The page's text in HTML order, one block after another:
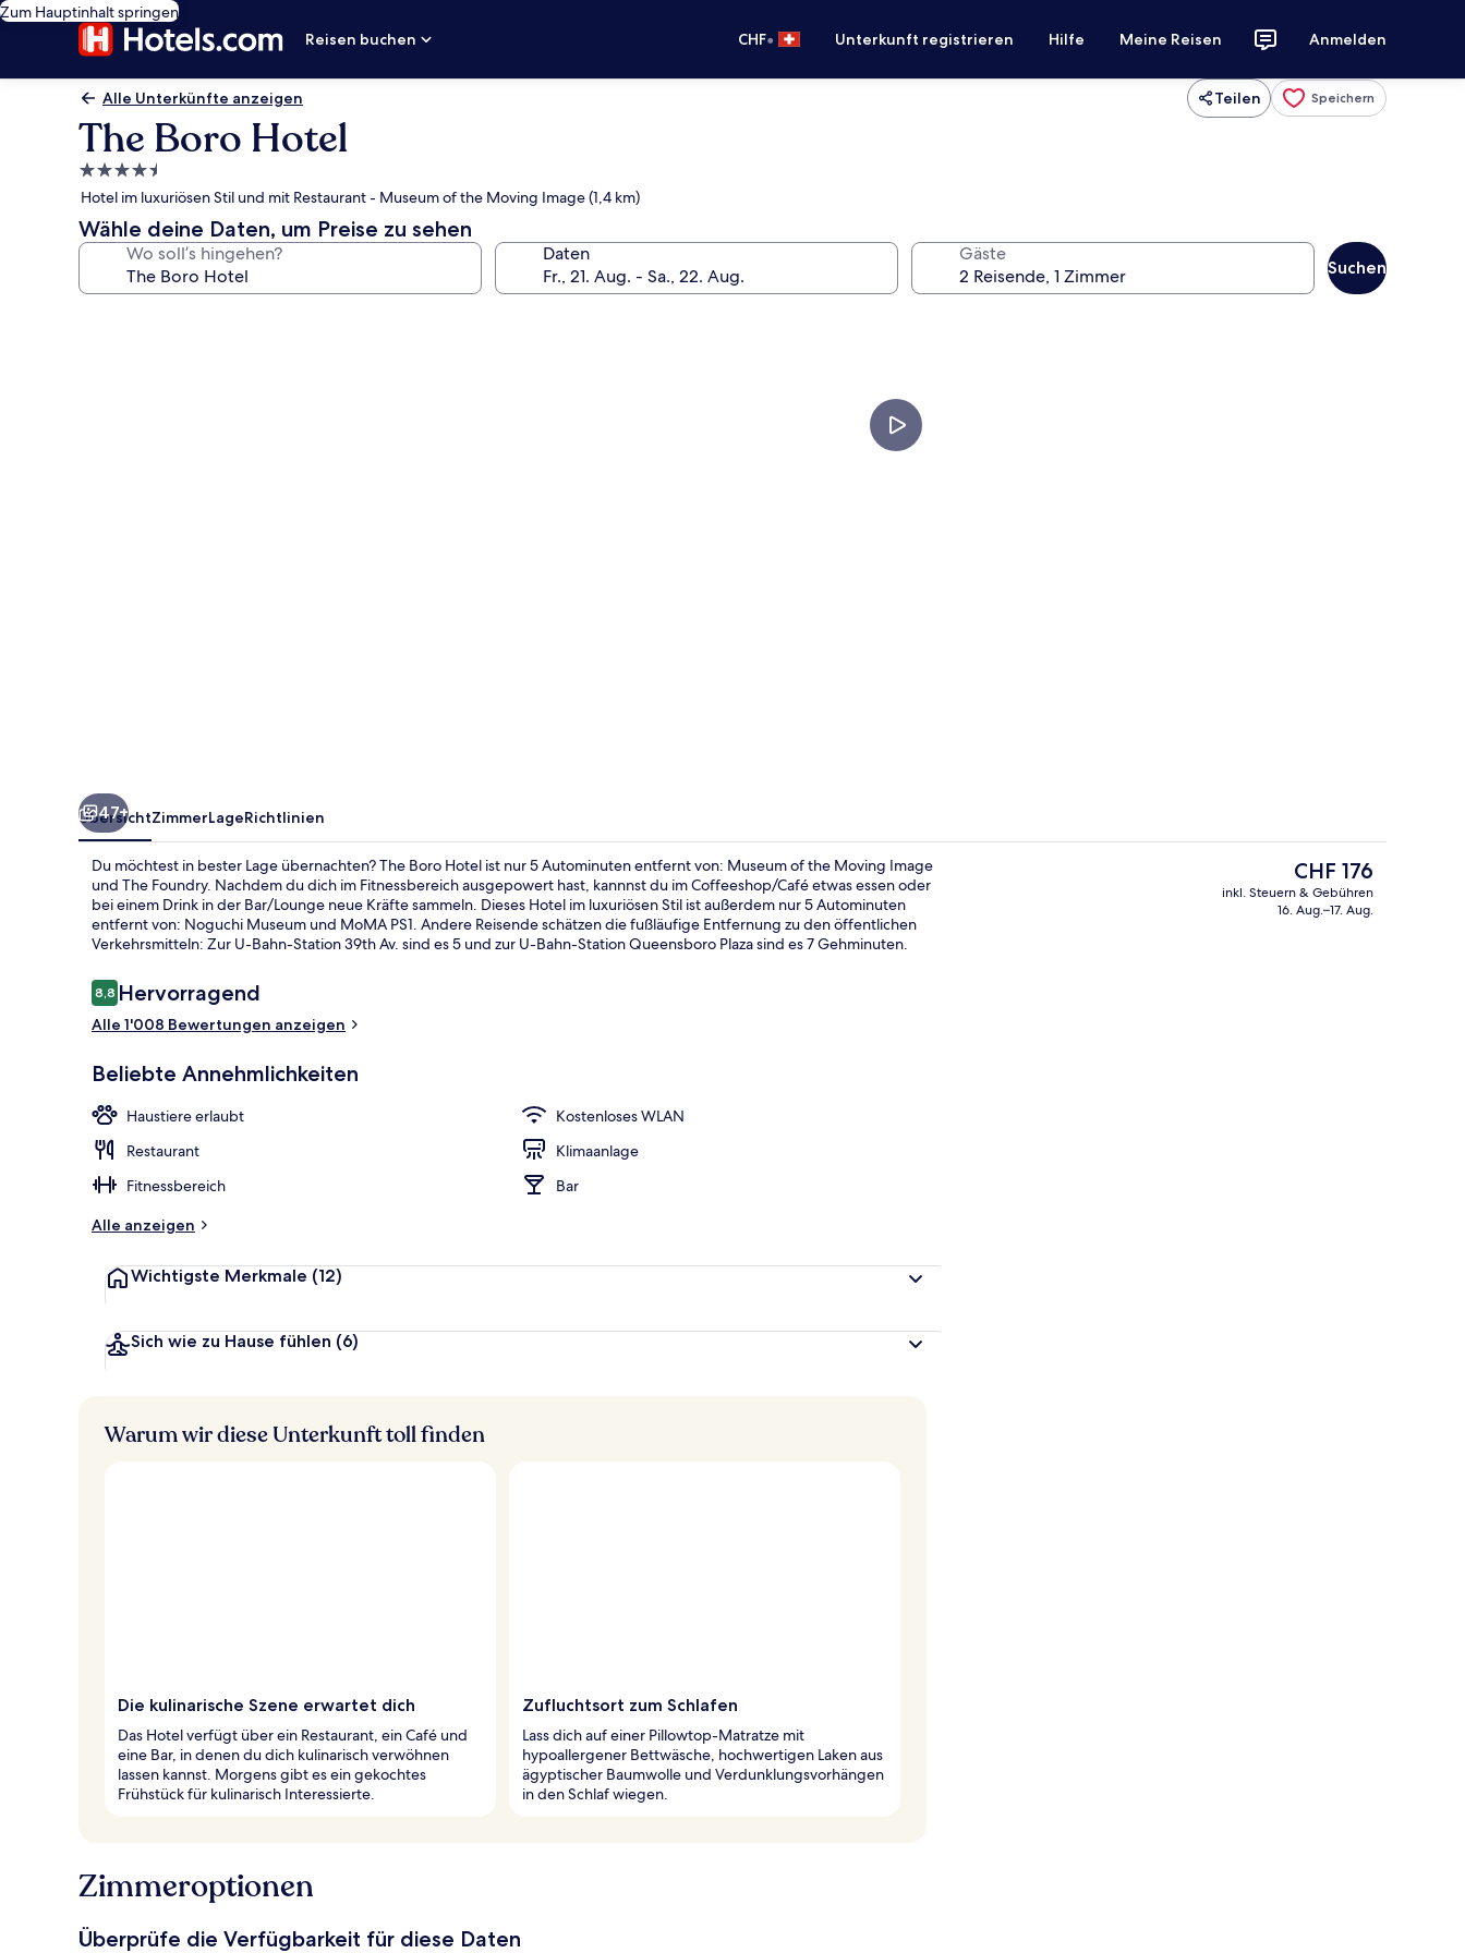
Zum Hauptinhalt springen
Reisen buchen
CHF• Unterkunft registrieren Hilfe Meine Reisen Anmelden
Alle Unterkünfte anzeigen Teilen Speichern
The Boro Hotel
4.5-
Sterne-
Unterkunft
Hotel im luxuriösen Stil und mit Restaurant - Museum of the Moving Image (1,4 km)
Wähle deine Daten, um Preise zu sehen
Wo soll’s hingehen? Daten Gäste
Suchen
Speisen im Freien Eingangsbereich
47+
ÜbersichtZimmerLageRichtlinien
Du möchtest in bester Lage übernachten? The Boro Hotel ist nur 5 Autominuten entfernt von: Museum of the Moving Image
und The Foundry. Nachdem du dich im Fitnessbereich ausgepowert hast, kannnst du im Coffeeshop/Café etwas essen oder
bei einem Drink in der Bar/Lounge neue Kräfte sammeln. Dieses Hotel im luxuriösen Stil ist außerdem nur 5 Autominuten
entfernt von: Noguchi Museum und MoMA PS1. Andere Reisende schätzen die fußläufige Entfernung zu den öffentlichen
Verkehrsmitteln: Zur U-Bahn-Station 39th Av. sind es 5 und zur U-Bahn-Station Queensboro Plaza sind es 7 Gehminuten.
Bewertungen
8,88,8 von 10.
Hervorragend
Alle 1'008 Bewertungen anzeigen
Beliebte Annehmlichkeiten
Haustiere erlaubt
Kostenloses WLAN
Restaurant
Klimaanlage
Fitnessbereich
Bar
Alle anzeigen
Wichtigste Merkmale (12)
Sich wie zu Hause fühlen (6)
Der
aktuelle
Preis
CHF 176
inkl. Steuern & Gebühren
16. Aug.–17. Aug.
Warum wir diese Unterkunft toll finden
Die kulinarische Szene erwartet dich
Das Hotel verfügt über ein Restaurant, ein Café und
eine Bar, in denen du dich kulinarisch verwöhnen
lassen kannst. Morgens gibt es ein gekochtes
Frühstück für kulinarisch Interessierte.
Zufluchtsort zum Schlafen
Lass dich auf einer Pillowtop-Matratze mit
hypoallergener Bettwäsche, hochwertigen Laken aus
ägyptischer Baumwolle und Verdunklungsvorhängen
in den Schlaf wiegen.
Zimmeroptionen
Überprüfe die Verfügbarkeit für diese Daten